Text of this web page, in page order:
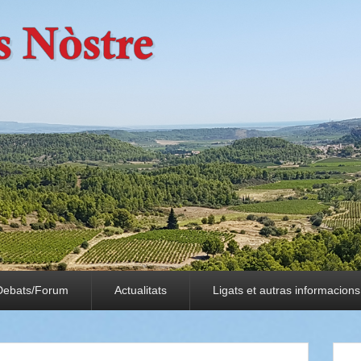
Forum Actualitats Ligats et autras informacions